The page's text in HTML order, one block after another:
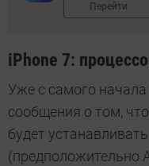
Перейти
iPhone 7:
Уже с самого начала
сообщения о том,
будет
(предположительно